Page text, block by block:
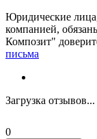
Юридические
компанией,
Композит"
письма
Загрузка отзывов...
0